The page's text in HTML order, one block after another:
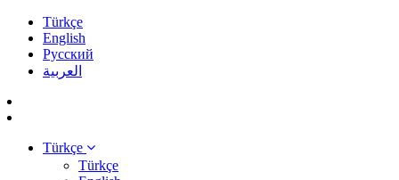
Türkçe
English
Pусский
العربية
Türkçe
Türkçe